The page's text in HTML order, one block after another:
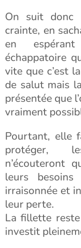
On suit donc
crainte, en
en
échappatoire
vite que c’est
de salut mais
présentée que
vraiment
Pourtant, elle
protéger,
n’écouteront
leurs besoins
irraisonnée et
leur perte.
La fillette
investit